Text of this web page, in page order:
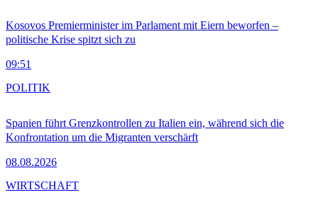
Kosovos Premierminister im Parlament mit Eiern beworfen –
politische Krise spitzt sich zu
09:51
Spanien führt Grenzkontrollen zu Italien ein, während sich die
Konfrontation um die Migranten verschärft
08.08.2026
POLITIK
WIRTSCHAFT